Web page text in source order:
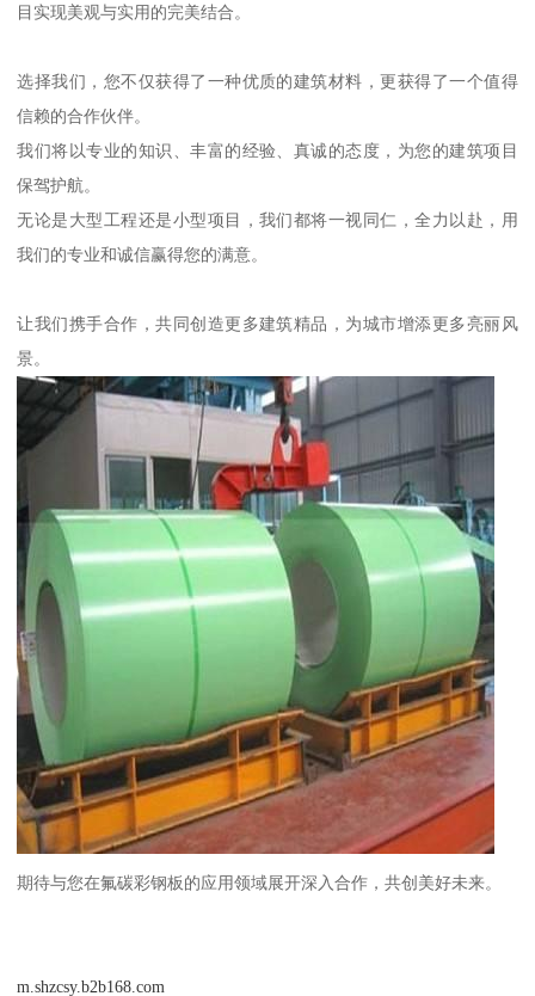
目实现美观与实用的完美结合。
选择我们，您不仅获得了一种优质的建筑材料，更获得了一个值得
信赖的合作伙伴。
我们将以专业的知识、丰富的经验、真诚的态度，为您的建筑项目
保驾护航。
无论是大型工程还是小型项目，我们都将一视同仁，全力以赴，用
我们的专业和诚信赢得您的满意。
让我们携手合作，共同创造更多建筑精品，为城市增添更多亮丽风
景。
期待与您在氟碳彩钢板的应用领域展开深入合作，共创美好未来。
m.shzcsy.b2b168.com